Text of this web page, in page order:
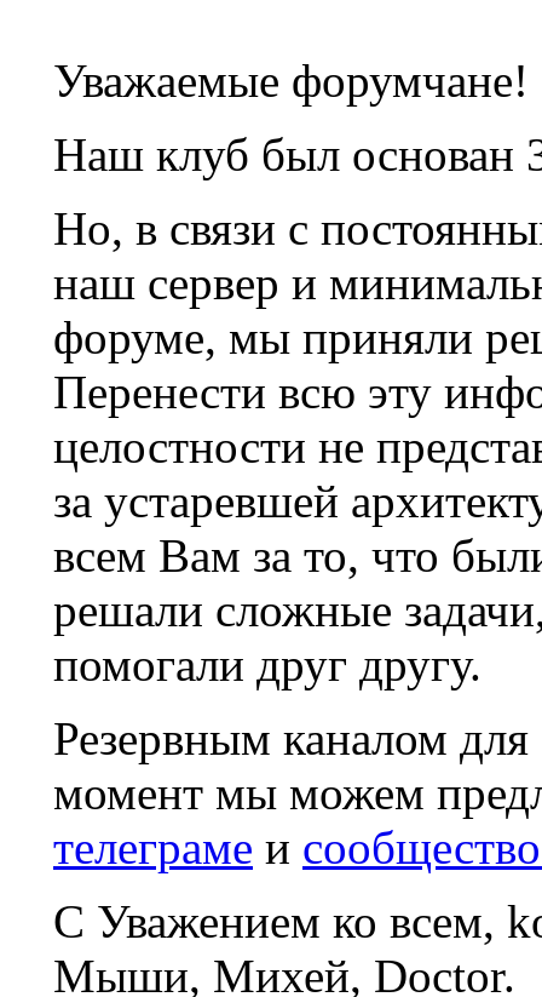
Уважаемые форумчане!
Наш клуб был основан
Но, в связи с
наш сервер и
форуме, мы приняли
Перенести всю эту
целостности не
за устаревшей
всем Вам за то, что
решали сложные
помогали друг другу.
Резервным каналом
момент мы можем
телеграме и
С Уважением ко всем,
Мыши, Михей, Doctor.